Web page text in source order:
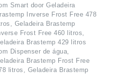
Smart door Geladeira
Inverse Frost Free 478
Geladeira Brastemp
Frost Free 460 litros,
Brastemp 429 litros
Dispenser de água,
Brastemp Frost Free
litros, Geladeira Brastemp